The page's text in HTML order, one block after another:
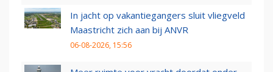
In jacht op vakantiegangers sluit vliegveld
Maastricht zich aan bij ANVR
06-08-2026, 15:56